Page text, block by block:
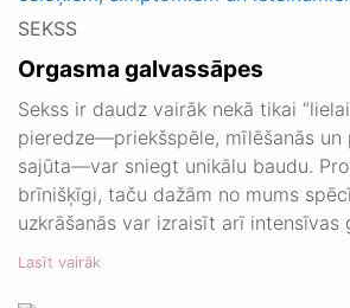
SEKSS
Orgasma galvassāpes
Sekss ir daudz vairāk nekā tikai
pieredze—priekšspēle, mīlēšanās un
sajūta—var sniegt unikālu baudu.
brīnišķīgi, taču dažām no mums
uzkrāšanās var izraisīt arī intensīvas
Lasīt vairāk